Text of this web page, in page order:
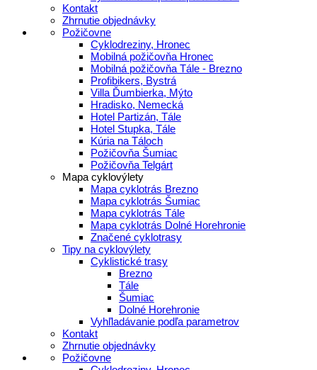
Kontakt
Zhrnutie objednávky
Požičovne
Cyklodreziny, Hronec
Mobilná požičovňa Hronec
Mobilná požičovňa Tále - Brezno
Profibikers, Bystrá
Villa Ďumbierka, Mýto
Hradisko, Nemecká
Hotel Partizán, Tále
Hotel Stupka, Tále
Kúria na Táloch
Požičovňa Šumiac
Požičovňa Telgárt
Mapa cyklovýlety
Mapa cyklotrás Brezno
Mapa cyklotrás Šumiac
Mapa cyklotrás Tále
Mapa cyklotrás Dolné Horehronie
Značené cyklotrasy
Tipy na cyklovýlety
Cyklistické trasy
Brezno
Tále
Šumiac
Dolné Horehronie
Vyhľladávanie podľa parametrov
Kontakt
Zhrnutie objednávky
Požičovne